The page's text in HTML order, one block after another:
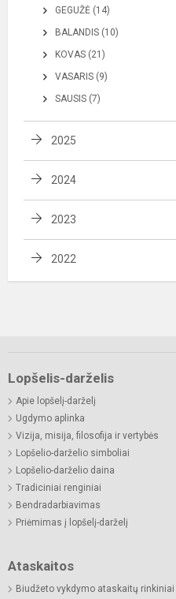
GEGUŽĖ (14)
BALANDIS (10)
KOVAS (21)
VASARIS (9)
SAUSIS (7)
2025
2024
2023
2022
Lopšelis-darželis
Apie lopšelį-darželį
Ugdymo aplinka
Vizija, misija, filosofija ir vertybės
Lopšelio-darželio simboliai
Lopšelio-darželio daina
Tradiciniai renginiai
Bendradarbiavimas
Priėmimas į lopšelį-darželį
Ataskaitos
Biudžeto vykdymo ataskaitų rinkiniai